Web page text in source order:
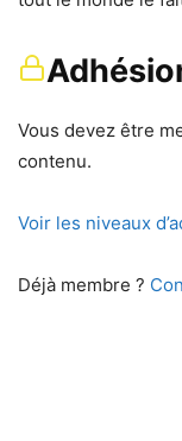
Vous devez être
contenu.
Voir les niveaux
Déjà membre ?